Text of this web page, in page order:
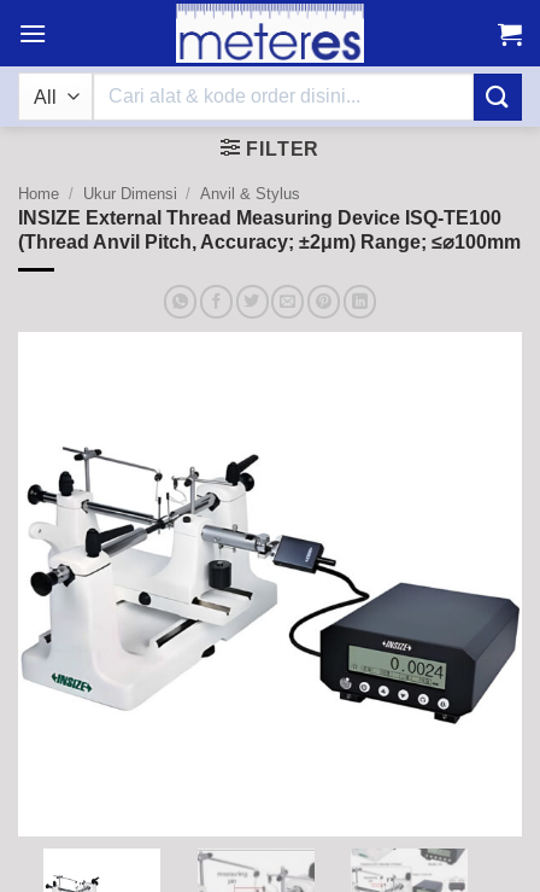
content
Search
FILTER
Home / Ukur Dimensi / Anvil & Stylus
INSIZE External Thread Measuring Device ISQ-TE100
(Thread Anvil Pitch, Accuracy; ±2μm) Range; ≤⌀100mm